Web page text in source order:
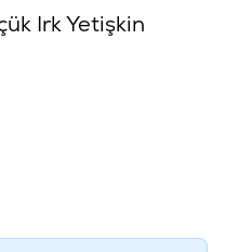
Irk Yetişkin